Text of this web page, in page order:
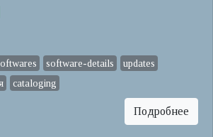
software-details
updates
cataloging
Подробнее